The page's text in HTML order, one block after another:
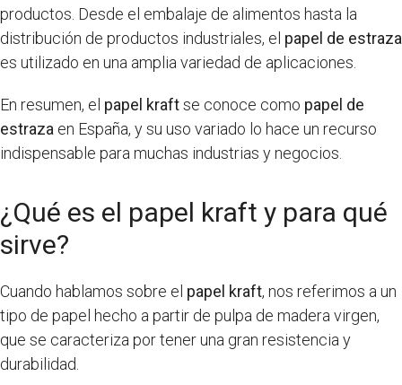
productos. Desde el embalaje de alimentos hasta la
distribución de productos industriales, el papel de estraza
es utilizado en una amplia variedad de aplicaciones.
En resumen, el papel kraftse conoce como papel de
estraza en España, y su uso variado lo hace un recurso
indispensable para muchas industrias y negocios.
¿Qué es el papel kraft y para qué
sirve?
Cuando hablamos sobre el papel kraft, nos referimos a un
tipo de papel hecho a partir de pulpa de madera virgen,
que se caracteriza por tener una gran resistencia y
durabilidad.